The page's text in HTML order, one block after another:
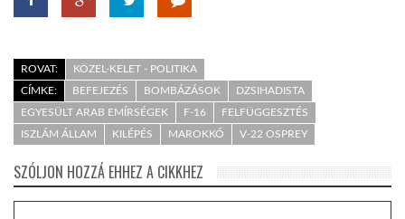
ROVAT:
KÖZEL-KELET - POLITIKA
CÍMKE:
BEFEJEZÉS BOMBÁZÁSOK
DZSIHADISTA
EGYESÜLT ARAB EMÍRSÉGEK
F-16
FELFÜGGESZTÉS
ISZLÁM ÁLLAM
KILÉPÉS MAROKKÓ V-22 OSPREY
SZÓLJON HOZZÁ EHHEZ A CIKKHEZ